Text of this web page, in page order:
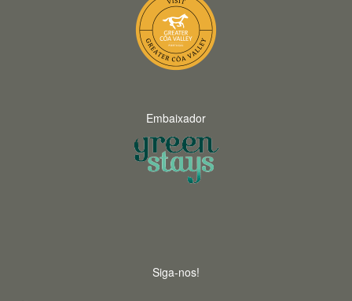
Embaixador
Siga-nos!